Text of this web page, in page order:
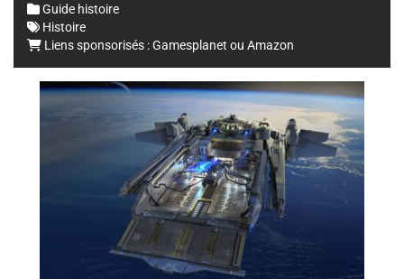
Guide histoire
Histoire
Liens sponsorisés :Gamesplanet ou Amazon